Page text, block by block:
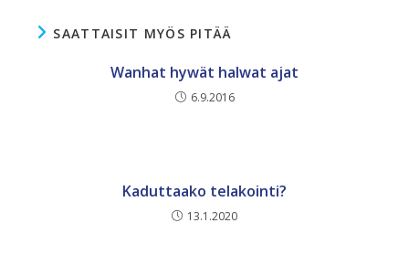
SAATTAISIT MYÖS PITÄÄ
Wanhat hywät halwat ajat
6.9.2016
Kaduttaako telakointi?
13.1.2020